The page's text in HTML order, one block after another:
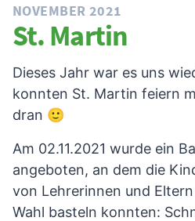
NOVEMBER 2021
St. Martin
Dieses Jahr war es uns
konnten St. Martin feiern
dran 🙂
Am 02.11.2021 wurde ein
angeboten, an dem die
von Lehrerinnen und
Wahl basteln konnten: